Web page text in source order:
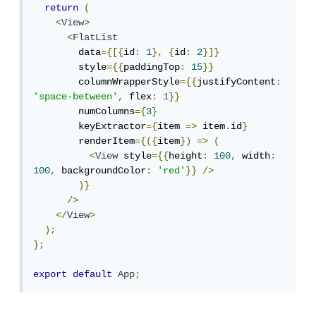
return
(
<View>
<FlatList
        data
={[{id: 1}, {id: 2}]}
        style
={{paddingTop: 15}}
        columnWrapperStyle
={{justifyContent:
'space-between', flex: 1}}
        numColumns
={3}
        keyExtractor
={item => item.id}
        renderItem
={({item}) =>
(
<View style={{height: 100, width:
100, backgroundColor: 'red'}}
/>
)}
/>
</View>
);
};
export default App;